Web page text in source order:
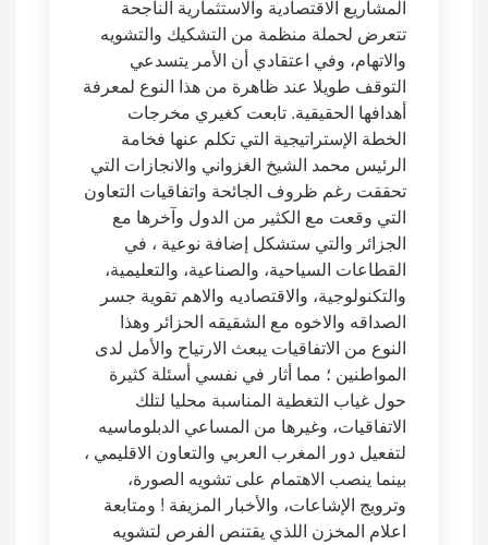
المشاريع الاقتصادية والاستثمارية الناجحة
تتعرض لحملة منظمة من التشكيك والتشويه
والاتهام، وفي اعتقادي أن الأمر يتسدعي
التوقف طويلا عند ظاهرة من هذا النوع لمعرفة
أهدافها الحقيقية. تابعت كغيري مخرجات
الخطة الإستراتيجية التي تكلم عنها فخامة
الرئيس محمد الشيخ الغزواني والانجازات التي
تحققت رغم ظروف الجائحة واتفاقيات التعاون
التي وقعت مع الكثير من الدول وآخرها مع
الجزائر والتي ستشكل إضافة نوعية ، في
القطاعات السياحية، والصناعية، والتعليمية،
والتكنولوجية، والاقتصاديه والاهم تقوية جسر
الصداقه والاخوه مع الشقيقه الحزائر وهذا
النوع من الاتفاقيات يبعث الارتياح والأمل لدى
المواطنين ؛ مما أثار في نفسي أسئلة كثيرة
حول غياب التغطية المناسبة محليا لتلك
الاتفاقيات، وغيرها من المساعي الدبلوماسيه
لتفعيل دور المغرب العربي والتعاون الاقليمي ،
بينما ينصب الاهتمام على تشويه الصورة،
وترويج الإشاعات، والأخبار المزيفة ! ومتابعة
اعلام المخزن اللذي يقتنص الفرص لتشويه